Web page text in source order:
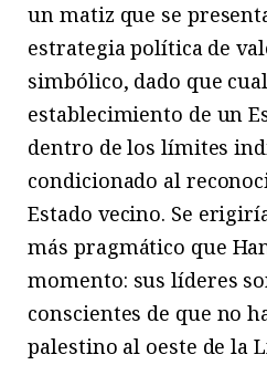
un matiz que se
estrategia política de
simbólico, dado que
establecimiento de un
dentro de los límites
condicionado al
Estado vecino. Se
más pragmático que
momento: sus líderes
conscientes de que no
palestino al oeste de la